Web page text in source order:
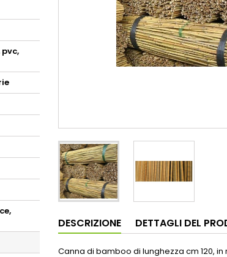
DESCRIZIONE DETTAGLI DEL
Canna di bamboo di lunghezza cm 120,